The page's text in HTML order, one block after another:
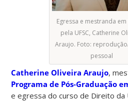
Egressa e mestranda
pela UFSC, Catherine
Araujo. Foto:
pessoal
Catherine Oliveira Araujo,
Programa de Pós-Graduação
e egressa do curso de Direito da